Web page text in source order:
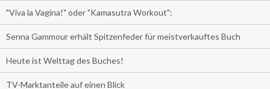
"Viva la Vagina!" oder "Kamasutra Workout":
Senna Gammour erhält Spitzenfeder für meistverkauftes Buch
Heute ist Welttag des Buches!
TV-Marktanteile auf einen Blick